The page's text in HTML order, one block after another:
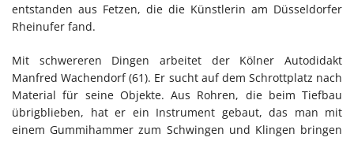
entstanden aus Fetzen, die die Künstlerin am Düsseldorfer
Rheinufer fand.
Mit schwereren Dingen arbeitet der Kölner Autodidakt
Manfred Wachendorf (61). Er sucht auf dem Schrottplatz nach
Material für seine Objekte. Aus Rohren, die beim Tiefbau
übrigblieben, hat er ein Instrument gebaut, das man mit
einem Gummihammer zum Schwingen und Klingen bringen